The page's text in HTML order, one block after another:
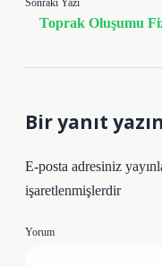
Sonraki Yazı
Toprak Oluşumu
Bir yanıt yazın
E-posta adresiniz
işaretlenmişlerdir
Yorum